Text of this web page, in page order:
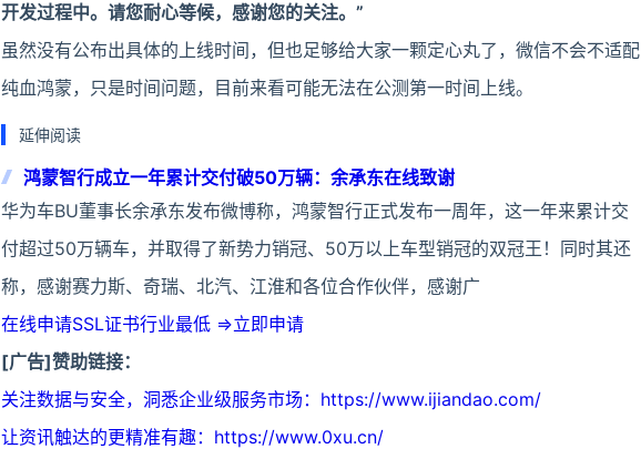
开发过程中。请您耐心等候，感谢您的关注。”
虽然没有公布出具体的上线时间，但也足够给大家一颗定心丸了，微信不会不适配
纯血鸿蒙，只是时间问题，目前来看可能无法在公测第一时间上线。
延伸阅读
鸿蒙智行成立一年累计交付破50万辆：余承东在线致谢
华为车BU董事长余承东发布微博称，鸿蒙智行正式发布一周年，这一年来累计交
付超过50万辆车，并取得了新势力销冠、50万以上车型销冠的双冠王！同时其还
称，感谢赛力斯、奇瑞、北汽、江淮和各位合作伙伴，感谢广
在线申请SSL证书行业最低 =>立即申请
[广告]赞助链接：
关注数据与安全，洞悉企业级服务市场：https://www.ijiandao.com/
让资讯触达的更精准有趣：https://www.0xu.cn/